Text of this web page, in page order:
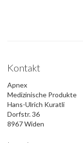
Kontakt
Apnex
Medizinische Produkte
Hans-Ulrich Kuratli
Dorfstr. 36
8967 Widen